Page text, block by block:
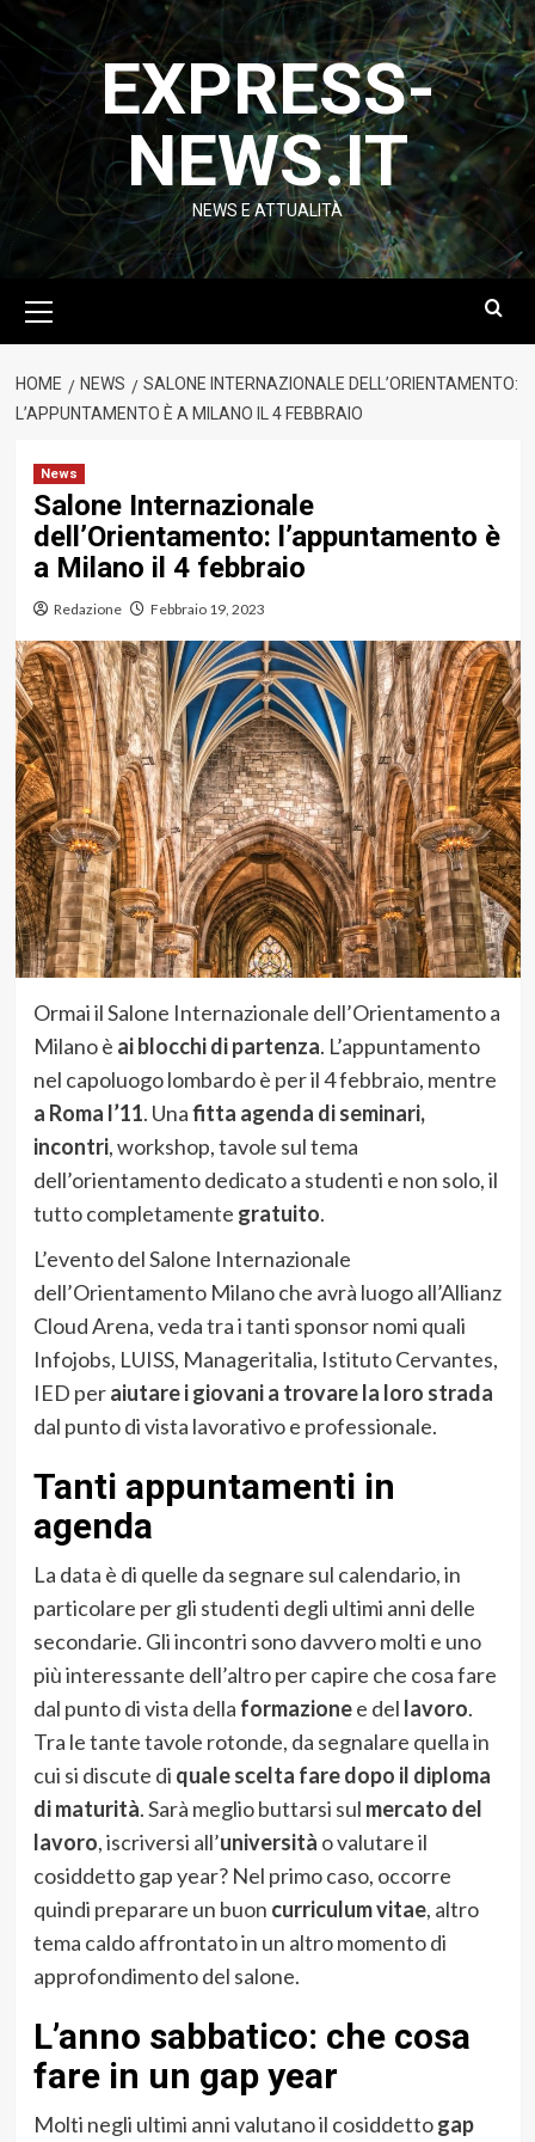
contenuto
EXPRESS-
NEWS.IT
NEWS E ATTUALITÀ
principale
HOME NEWS
SALONE INTERNAZIONALE DELL’ORIENTAMENTO:
L’APPUNTAMENTO È A MILANO IL 4 FEBBRAIO
News
Salone Internazionale
dell’Orientamento: l’appuntamento è
a Milano il 4 febbraio
Redazione Febbraio 19, 2023
Ormai il Salone Internazionale dell’Orientamento a
Milano è ai blocchi di partenza. L’appuntamento
nel capoluogo lombardo è per il 4 febbraio, mentre
a Roma l’11. Unafitta agenda di seminari,
incontri, workshop, tavole sul tema
dell’orientamento dedicato a studenti e non solo, il
tutto completamente gratuito.
L’evento del Salone Internazionale
dell’Orientamento Milano che avrà luogo all’Allianz
Cloud Arena, veda tra i tanti sponsor nomi quali
Infojobs, LUISS, Manageritalia, Istituto Cervantes,
IED peraiutare i giovani a trovare la loro strada
dal punto di vista lavorativo e professionale.
Tanti appuntamenti in
agenda
La data è di quelle da segnare sul calendario, in
particolare per gli studenti degli ultimi anni delle
secondarie. Gli incontri sono davvero molti e uno
più interessante dell’altro per capire che cosa fare
dal punto di vista della formazionee del lavoro.
Tra le tante tavole rotonde, da segnalare quella in
cui si discute di quale scelta fare dopo il diploma
di maturità. Sarà meglio buttarsi sul mercato del
lavoro, iscriversi all’università o valutare il
cosiddetto gap year? Nel primo caso, occorre
quindi preparare un buon curriculum vitae, altro
tema caldo affrontato in un altro momento di
approfondimento del salone.
L’anno sabbatico: che cosa
fare in un gap year
Molti negli ultimi anni valutano il cosiddettogap